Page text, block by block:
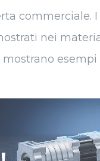
commerciale.
nei